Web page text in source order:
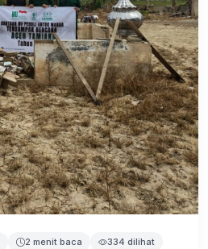
2 menit baca 334 dilihat